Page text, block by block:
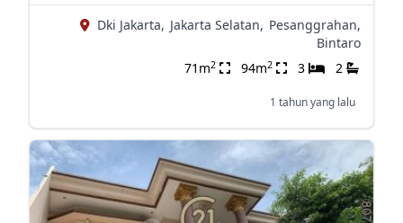
Dki Jakarta, Jakarta Selatan, Pesanggrahan,
Bintaro
71m2 94m2 3 2
1 tahun yang lalu